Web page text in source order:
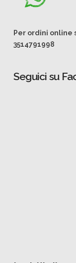
Per ordini online
3514791998
Seguici su